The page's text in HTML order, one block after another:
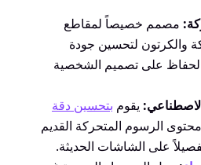
مصمم خصيصاً لمقاطع
والكرتون لتحسين جودة
الحفاظ على تصميم الشخصية
الاصطناعي: يقوم بتحسين دقة
الرسوم المتحركة القديم
على الشاشات الحديثة.